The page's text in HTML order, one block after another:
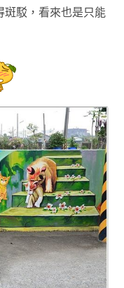
駁，看來也是只能